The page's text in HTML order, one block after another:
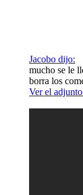
Jacobo dijo:
mucho se le
borra los
Ver el